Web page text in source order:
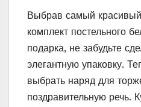
Выбрав самый
комплект постельного
подарка, не забудьте
элегантную упаковку.
выбрать наряд для
поздравительную речь.